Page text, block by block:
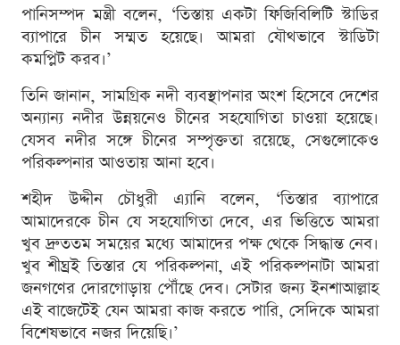
পানিসম্পদ মন্ত্রী বলেন, ‘তিস্তায় একটা ফিজিবিলিটি স্টাডির
ব্যাপারে চীন সম্মত হয়েছে। আমরা যৌথভাবে স্টাডিটা
কমপ্লিট করব।’
তিনি জানান, সামগ্রিক নদী ব্যবস্থাপনার অংশ হিসেবে দেশের
অন্যান্য নদীর উন্নয়নেও চীনের সহযোগিতা চাওয়া হয়েছে।
যেসব নদীর সঙ্গে চীনের সম্পৃক্ততা রয়েছে, সেগুলোকেও
পরিকল্পনার আওতায় আনা হবে।
শহীদ উদ্দীন চৌধুরী এ্যানি বলেন, ‘তিস্তার ব্যাপারে
আমাদেরকে চীন যে সহযোগিতা দেবে, এর ভিত্তিতে আমরা
খুব দ্রুততম সময়ের মধ্যে আমাদের পক্ষ থেকে সিদ্ধান্ত নেব।
খুব শীঘ্রই তিস্তার যে পরিকল্পনা, এই পরিকল্পনাটা আমরা
জনগণের দোরগোড়ায় পৌঁছে দেব। সেটার জন্য ইনশাআল্লাহ
এই বাজেটেই যেন আমরা কাজ করতে পারি, সেদিকে আমরা
বিশেষভাবে নজর দিয়েছি।’